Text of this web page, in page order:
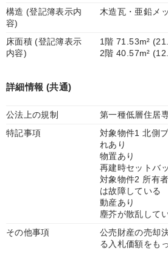
構造 (登記簿表示内
容)
木造瓦・亜鉛メ
床面積 (登記簿表示
内容)
1階 71.53m²
2階 40.57m²
詳細情報 (共通)
公法上の規制
第一種低層住居
特記事項
対象物件1 北側
れあり
物置あり
再建時セットバ
対象物件2 所有
は故障している
動産あり
塵芥が散乱して
その他事項
公売財産の売却
る入札価額をも